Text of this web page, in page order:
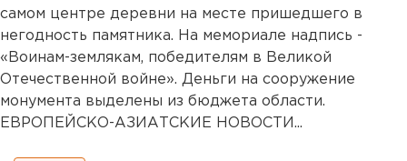
самом центре деревни на месте пришедшего в
негодность памятника. На мемориале надпись -
«Воинам-землякам, победителям в Великой
Отечественной войне». Деньги на сооружение
монумента выделены из бюджета области.
ЕВРОПЕЙСКО-АЗИАТСКИЕ НОВОСТИ...